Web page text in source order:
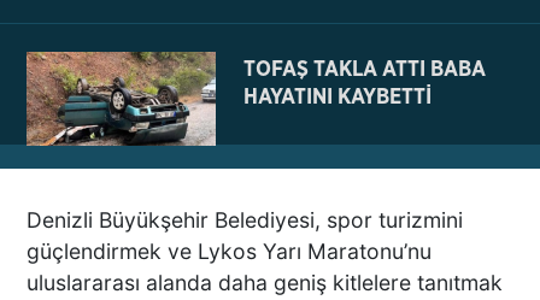
TOFAŞ TAKLA ATTI BABA
HAYATINI KAYBETTİ
NE BÖYLE BİR VAHŞİ NE DE
VAHŞET GÖRÜLDÜ
İNSANLIK DIŞI
Denizli Büyükşehir Belediyesi, spor turizmini
güçlendirmek ve Lykos Yarı Maratonu’nu
uluslararası alanda daha geniş kitlelere tanıtmak